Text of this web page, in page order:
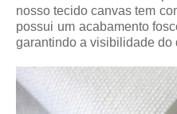
nosso tecido canvas tem
possui um acabamento
garantindo a visibilidade do